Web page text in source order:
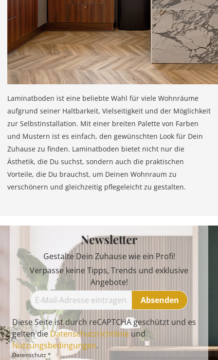
Laminatboden ist eine beliebte Wahl für viele Wohnräume
aufgrund seiner Haltbarkeit, Vielseitigkeit und der Möglichkeit
zur Selbstinstallation. Mit einer breiten Palette von Farben
und Mustern ist es einfach, den gewünschten Look für Dein
Zuhause zu finden. Laminatboden bietet nicht nur die
Ästhetik, die Du suchst, sondern auch die praktischen
Vorteile, die Du brauchst, um Deinen Wohnraum zu
verschönern und gleichzeitig pflegeleicht zu gestalten.
Newsletter
Gestalte Dein Zuhause wie ein Profi!
Verpasse keine Tipps, Trends und exklusive
Angebote!
Absenden
Diese Seite ist durch reCAPTCHA geschützt und es
gelten die Datenschutzrichtlinie und
Nutzungsbedingungen.
Datenschutz *